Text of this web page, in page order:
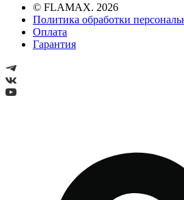
© FLAMAX. 2026
Политика обработки
Оплата
Гарантия